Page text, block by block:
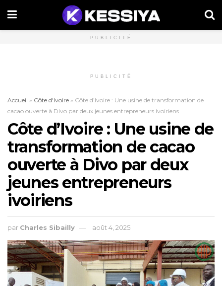
PUBLICITÉ
PUBLICITÉ
Accueil » Côte d'Ivoire » Côte d’Ivoire : Une usine de transformation de
cacao ouverte à Divo par deux jeunes entrepreneurs ivoiriens
Côte d’Ivoire : Une usine de
transformation de cacao
ouverte à Divo par deux
jeunes entrepreneurs
ivoiriens
par Charles Sibailly août 4, 2025